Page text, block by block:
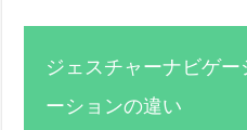
ジェスチャーナビゲ
ーションの違い